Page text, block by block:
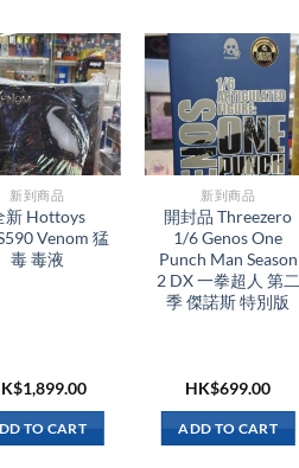
新到商品​
新 Hottoys
Venom 猛
毒 毒液
1,899.00
TO CART
新到商品​
開封品 Threezero
1/6 Genos One
Punch Man Season
2 DX 一拳超人 第二
季 傑諾斯 特別版
HK$699.00
ADD TO CART